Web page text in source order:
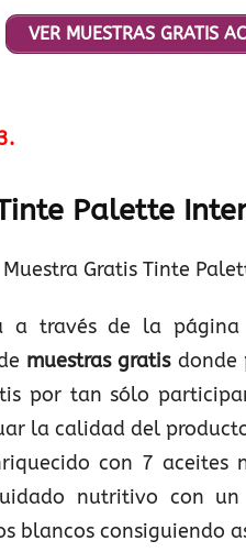
VER MUESTRAS GRATIS
Palette
a través de la
muestras gratisdonde
por tan sólo
la calidad del
con 7 aceites
nutritivo con
blancos consiguiendo